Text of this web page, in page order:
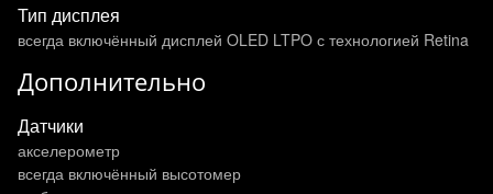
Тип дисплея
всегда включённый дисплей OLED LTPO с технологией Retina
Дополнительно
Датчики
акселерометр
всегда включённый высотомер